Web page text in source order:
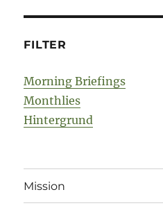
FILTER
Morning Briefings
Monthlies
Hintergrund
Mission